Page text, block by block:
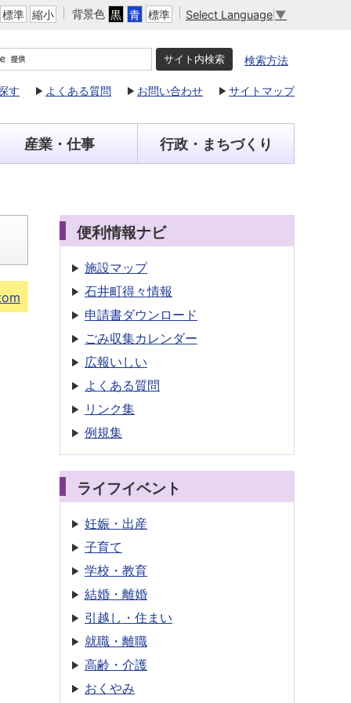
標準 縮小 背景色 黒 青 標準 Select Language ▼
検索方法
す よくある質問 お問い合わせ サイトマップ
産業・仕事 行政・まちづくり
便利情報ナビ
施設マップ
石井町得々情報
申請書ダウンロード
ごみ収集カレンダー
広報いしい
よくある質問
リンク集
例規集
ライフイベント
妊娠・出産
子育て
学校・教育
結婚・離婚
引越し・住まい
就職・離職
高齢・介護
おくやみ